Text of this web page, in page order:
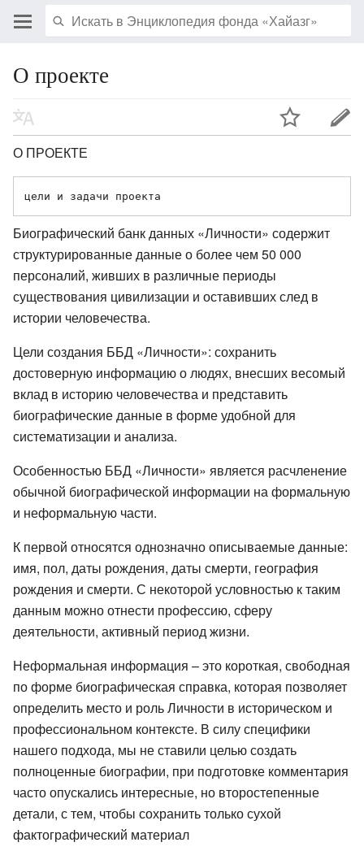
О проекте
О ПРОЕКТЕ
Биографический банк данных «Личности» содержит
структурированные данные о более чем 50 000
персоналий, живших в различные периоды
существования цивилизации и оставивших след в
истории человечества.
Цели создания ББД «Личности»: сохранить
достоверную информацию о людях, внесших весомый
вклад в историю человечества и представить
биографические данные в форме удобной для
систематизации и анализа.
Особенностью ББД «Личности» является расчленение
обычной биографической информации на формальную
и неформальную части.
К первой относятся однозначно описываемые данные:
имя, пол, даты рождения, даты смерти, география
рождения и смерти. С некоторой условностью к таким
данным можно отнести профессию, сферу
деятельности, активный период жизни.
Неформальная информация – это короткая, свободная
по форме биографическая справка, которая позволяет
определить место и роль Личности в историческом и
профессиональном контексте. В силу специфики
нашего подхода, мы не ставили целью создать
полноценные биографии, при подготовке комментария
часто опускались интересные, но второстепенные
детали, с тем, чтобы сохранить только сухой
фактографический материал